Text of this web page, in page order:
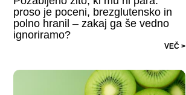
proso je poceni, brezglutensko in
polno hranil – zakaj ga še vedno
ignoriramo?
VEČ >